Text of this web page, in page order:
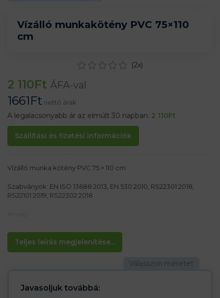
Vízálló munkakötény PVC 75×110
cm
(2x)
2 110Ft ÁFA-val
1661Ft nettó árak
A legalacsonyabb ár az elmúlt 30 napban: 2 110Ft
Szállítási és fizetési információk
Teljes leírás megjelenítése...
Vízálló munka kötény PVC 75 × 110 cm
Szabványok: EN ISO 13688:2013, EN 530:2010, RS22301:2018,
RS22101:2019, RS22302:2018
Jellemzők:
– Gumírozott kötény
Javasoljuk továbbá: